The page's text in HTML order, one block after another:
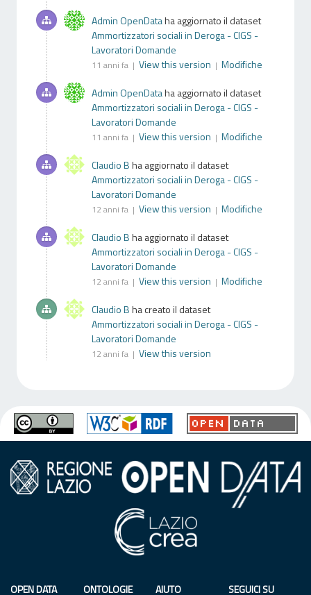
Admin OpenDataha aggiornato il dataset
Ammortizzatori sociali in Deroga - CIGS -
Lavoratori Domande
11 anni fa | View this version | Modifiche
Admin OpenDataha aggiornato il dataset
Ammortizzatori sociali in Deroga - CIGS -
Lavoratori Domande
11 anni fa | View this version | Modifiche
Claudio Bha aggiornato il dataset
Ammortizzatori sociali in Deroga - CIGS -
Lavoratori Domande
12 anni fa | View this version | Modifiche
Claudio Bha aggiornato il dataset
Ammortizzatori sociali in Deroga - CIGS -
Lavoratori Domande
12 anni fa | View this version | Modifiche
Claudio Bha creato il dataset
Ammortizzatori sociali in Deroga - CIGS -
Lavoratori Domande
12 anni fa | View this version
OPEN DATA ONTOLOGIE AIUTO SEGUICI SU